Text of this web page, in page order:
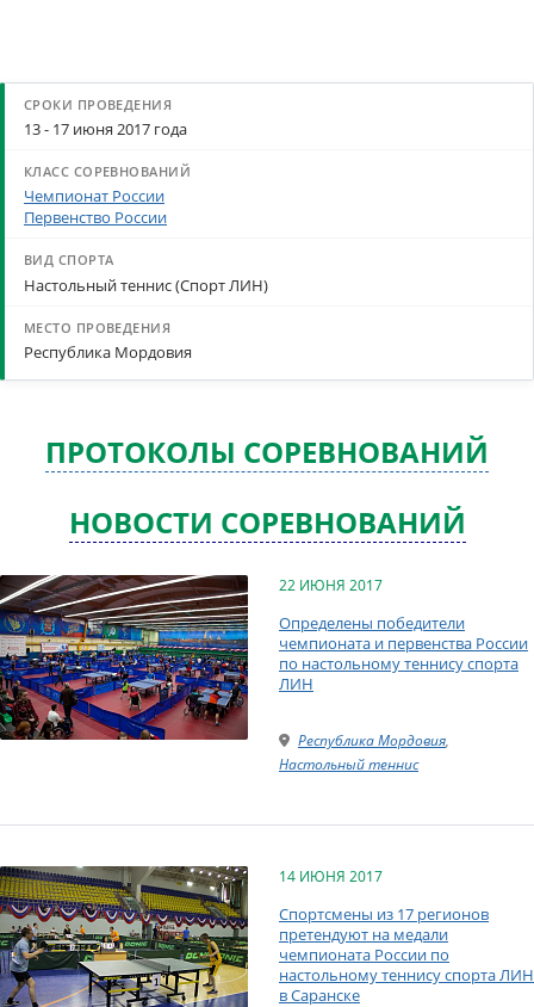
13 - 17 июня 2017 года
Чемпионат России
Первенство России
Настольный теннис (Спорт ЛИН)
Республика Мордовия
ПРОТОКОЛЫ СОРЕВНОВАНИЙ
НОВОСТИ СОРЕВНОВАНИЙ
22 ИЮНЯ 2017
Определены победители
чемпионата и первенства России
по настольному теннису спорта
ЛИН
Республика Мордовия,
Настольный теннис
14 ИЮНЯ 2017
Спортсмены из 17 регионов
претендуют на медали
чемпионата России по
настольному теннису спорта ЛИН
в Саранске